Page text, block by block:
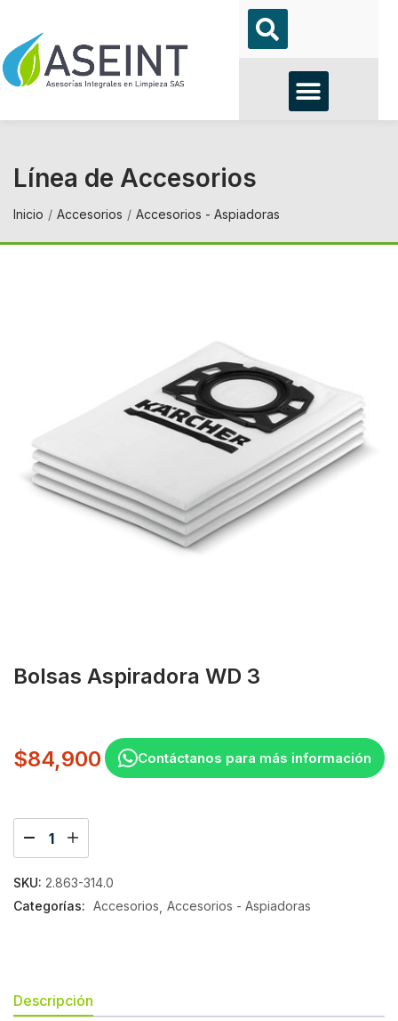
Línea de Accesorios
Inicio Accesorios Accesorios - Aspiadoras
Bolsas Aspiradora WD 3
$84,900 Contáctanos para más información
SKU: 2.863-314.0
Categorías: Accesorios Accesorios - Aspiadoras
Descripción